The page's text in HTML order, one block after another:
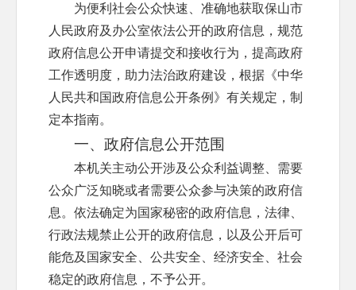
为便利社会公众快速、准确地获取保山市
人民政府及办公室依法公开的政府信息，规范
政府信息公开申请提交和接收行为，提高政府
工作透明度，助力法治政府建设，根据《中华
人民共和国政府信息公开条例》有关规定，制
定本指南。
一、政府信息公开范围
本机关主动公开涉及公众利益调整、需要
公众广泛知晓或者需要公众参与决策的政府信
息。依法确定为国家秘密的政府信息，法律、
行政法规禁止公开的政府信息，以及公开后可
能危及国家安全、公共安全、经济安全、社会
稳定的政府信息，不予公开。